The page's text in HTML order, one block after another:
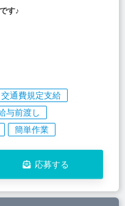
す♪
交通費規定支給
与前渡し
簡単作業
応募する